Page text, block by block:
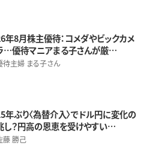
年8月株主優待：コメダやビックカメ
…優待マニアまる子さんが厳…
待主婦 まる子さん
年ぶり〈為替介入〉でドル円に変化の
し？円高の恩恵を受けやすい…
藤 勝己